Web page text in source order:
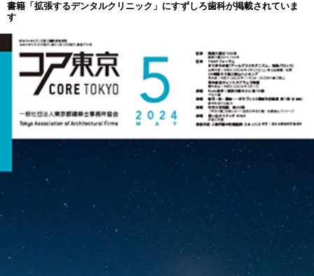
書籍「拡張するデンタルクリニック」にすずしろ歯科が掲載されていま
す